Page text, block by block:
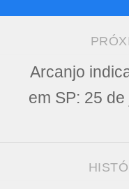
Arcanjo
em SP: 25